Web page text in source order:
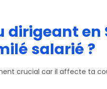
en
salarié ?
crucial car il affecte ta